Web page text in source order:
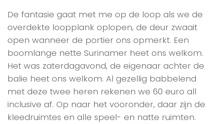
De fantasie gaat met me op de loop als we de
overdekte loopplank oplopen, de deur zwaait
open wanneer de portier ons opmerkt. Een
boomlange nette Surinamer heet ons welkom.
Het was zaterdagavond, de eigenaar achter de
balie heet ons welkom. Al gezellig babbelend
met deze twee heren rekenen we 60 euro all
inclusive af. Op naar het vooronder, daar zijn de
kleedruimtes en alle speel- en natte ruimten.